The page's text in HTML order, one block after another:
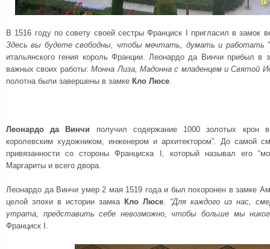
В 1516 году по совету своей сестры Франциск I пригласил в замок
Здесь вы будете свободны, чтобы мечтать, думать и работать
итальянского гения король Франции. Леонардо да Винчи прибыл в
важных своих работы:Монна Лиза, Мадонна с младенцем и Святой
полотна были завершены в замке Кло Люсе.
Леонардо да Винчи получил содержание 1000 золотых
королевским художником, инженером и архитектором”. До самой
привязанности со стороны Франциска I, который называл его
Маргариты и всего двора.
Леонардо да Винчи умер 2 мая 1519 года и был похоронен в замке
целой эпохи в истории замка Кло Люсе. “Для каждого из нас,
утрата, представить себе невозможно, чтобы больше мы
Франциск I.